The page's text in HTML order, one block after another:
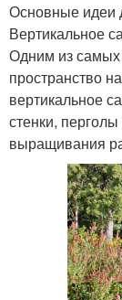
Основные идеи
Вертикальное
Одним из самых
пространство
вертикальное
стенки,
выращивания